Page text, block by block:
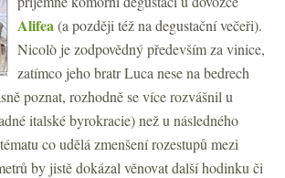
Alifea (a později též na degustační večeři).
Nicolò je zodpovědný především za vinice,
zatímco jeho bratr Luca nese na bedrech
poznat, rozhodně se více rozvášnil u
italské byrokracie) než u následného
co udělá zmenšení rozestupů mezi
by jistě dokázal věnovat další hodinku či